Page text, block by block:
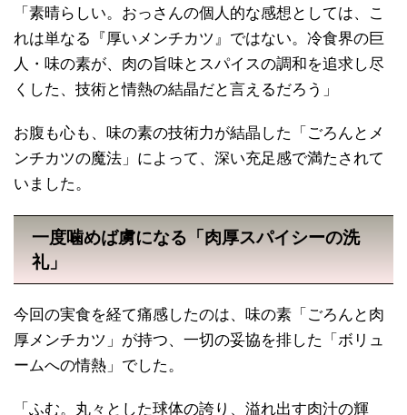
「素晴らしい。おっさんの個人的な感想としては、こ
れは単なる『厚いメンチカツ』ではない。冷食界の巨
人・味の素が、肉の旨味とスパイスの調和を追求し尽
くした、技術と情熱の結晶だと言えるだろう」
お腹も心も、味の素の技術力が結晶した「ごろんとメ
ンチカツの魔法」によって、深い充足感で満たされて
いました。
一度噛めば虜になる「肉厚スパイシーの洗
礼」
今回の実食を経て痛感したのは、味の素「ごろんと肉
厚メンチカツ」が持つ、一切の妥協を排した「ボリュ
ームへの情熱」でした。
「ふむ。丸々とした球体の誇り、溢れ出す肉汁の輝